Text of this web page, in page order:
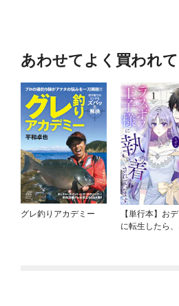
あわせてよく買われ
グレ釣りアカデミー
【単行本】お
に転生したら